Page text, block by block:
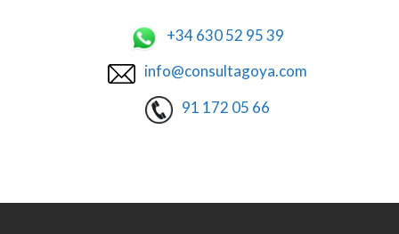
+34 630 52 95 39
info@consultagoya.com
91 172 05 66